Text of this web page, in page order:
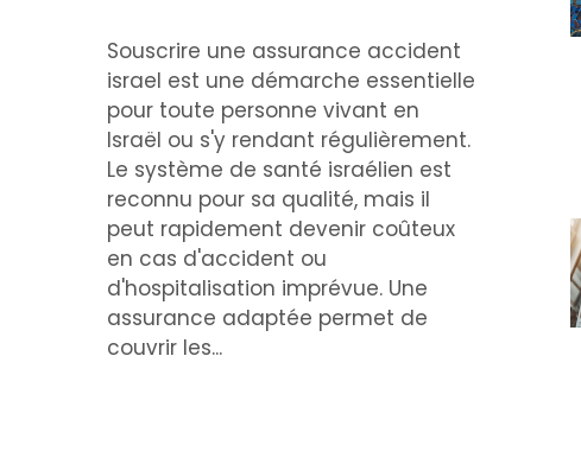
Souscrire une assurance accident
israel est une démarche essentielle
pour toute personne vivant en
Israël ou s'y rendant régulièrement.
Le système de santé israélien est
reconnu pour sa qualité, mais il
peut rapidement devenir coûteux
en cas d'accident ou
d'hospitalisation imprévue. Une
assurance adaptée permet de
couvrir les...